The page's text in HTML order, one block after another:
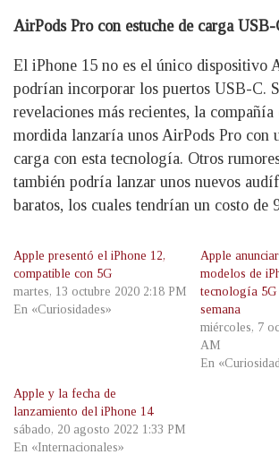
AirPods Pro con estuche de carga USB-
El iPhone 15 no es el único dispositivo
podrían incorporar los puertos USB-C.
revelaciones más recientes, la compañía
mordida lanzaría unos AirPods Pro con
carga con esta tecnología. Otros
también podría lanzar unos nuevos
baratos, los cuales tendrían un costo de
Apple presentó el iPhone 12,
compatible con 5G
martes, 13 octubre 2020 2:18 PM
En «Curiosidades»
Apple
modelos de
tecnología
semana
miércoles, 7
AM
En
Apple y la fecha de
lanzamiento del iPhone 14
sábado, 20 agosto 2022 1:33 PM
En «Internacionales»